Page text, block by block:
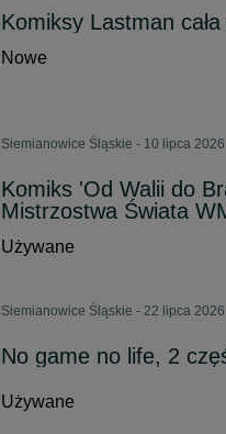
Komiksy Lastman
Nowe
Siemianowice Śląskie - 10 lipca 2026
Komiks 'Od Walii do
Mistrzostwa Świata
Używane
Siemianowice Śląskie - 22 lipca 2026
No game no life, 2
Używane